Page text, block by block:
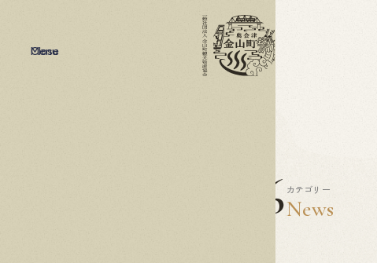
05.26 カテゴリー
News
Menu
Close